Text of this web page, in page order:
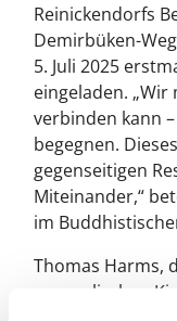
Reinickendorfs
Demirbüken-
5. Juli 2025
eingeladen. „Wir
verbinden kann
begegnen.
gegenseitigen
Miteinander,“
im
Thomas Harms,
evangelischen